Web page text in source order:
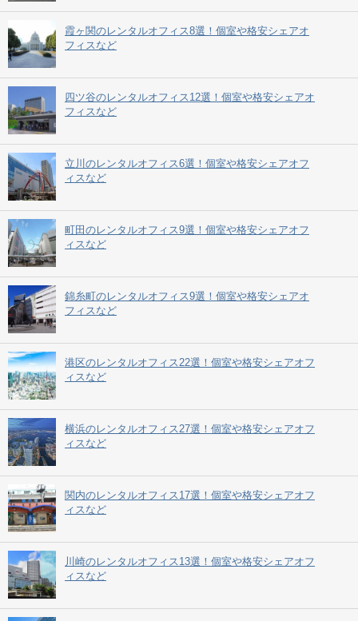
霞ヶ関のレンタルオフィス8選！個室や格安シェアオ
フィスなど
四ツ谷のレンタルオフィス12選！個室や格安シェアオ
フィスなど
立川のレンタルオフィス6選！個室や格安シェアオフ
ィスなど
町田のレンタルオフィス9選！個室や格安シェアオフ
ィスなど
錦糸町のレンタルオフィス9選！個室や格安シェアオ
フィスなど
港区のレンタルオフィス22選！個室や格安シェアオフ
ィスなど
横浜のレンタルオフィス27選！個室や格安シェアオフ
ィスなど
関内のレンタルオフィス17選！個室や格安シェアオフ
ィスなど
川崎のレンタルオフィス13選！個室や格安シェアオフ
ィスなど